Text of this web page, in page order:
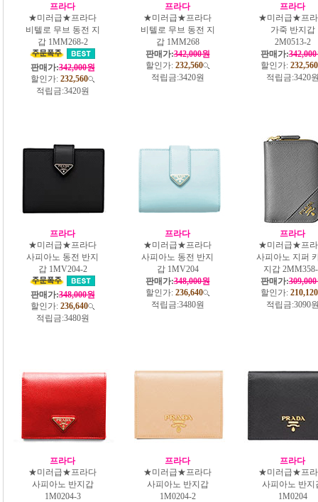
프라다
★미러급★프라다
비텔로 무브 동전 지
갑 1MM268-2
판매가:342,000원
할인가: 232,560
적립금:3420원
프라다
★미러급★프라다
비텔로 무브 동전 지
갑 1MM268
판매가:342,000원
할인가: 232,560
적립금:3420원
프라다
★미러급★프
가죽 반지갑
2M0513-2
판매가:
할인가: 232,560
적립금:3420
프라다
★미러급★프라다
사피아노 동전 반지
갑 1MV204-2
판매가:348,000원
할인가: 236,640
적립금:3480원
프라다
★미러급★프라다
사피아노 동전 반지
갑 1MV204
판매가:348,000원
할인가: 236,640
적립금:3480원
프라다
★미러급★프
사피아노 지퍼
지갑
판매가:
할인가: 210,120
적립금:3090
프라다
★미러급★프라다
사피아노 반지갑
1M0204-3
프라다
★미러급★프라다
사피아노 반지갑
1M0204-2
프라다
★미러급★프
사피아노 반지
1M0204